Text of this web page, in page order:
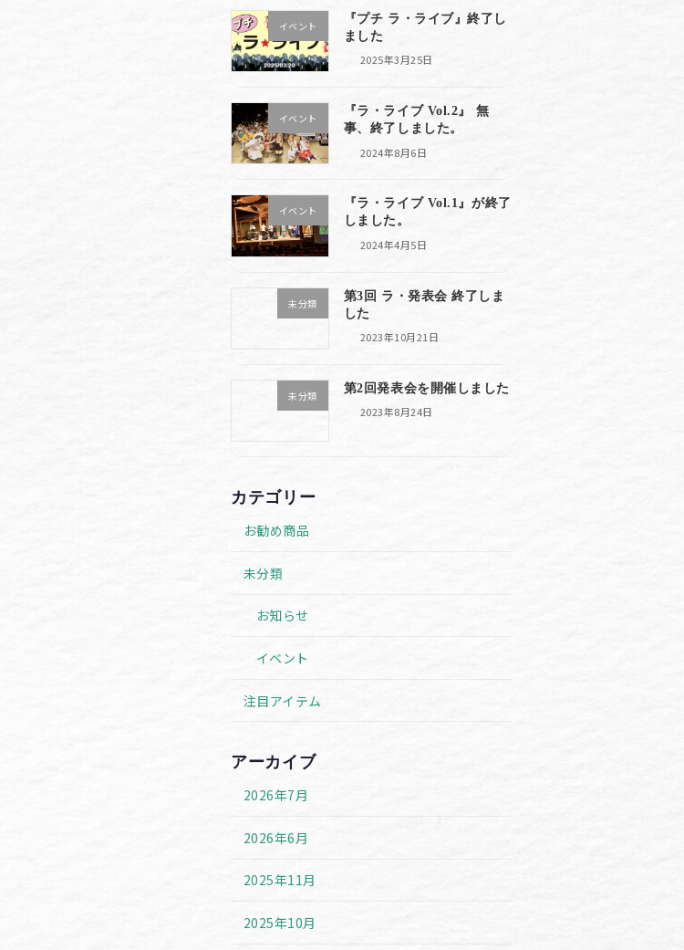
イベント
『プチ ラ・ライブ』終了し
ました
2025年3月25日
イベント
『ラ・ライブ Vol.2』 無
事、終了しました。
2024年8月6日
イベント
『ラ・ライブ Vol.1』が終了
しました。
2024年4月5日
未分類
第3回 ラ・発表会 終了しま
した
2023年10月21日
未分類
第2回発表会を開催しました
2023年8月24日
カテゴリー
お勧め商品
未分類
お知らせ
イベント
注目アイテム
アーカイブ
2026年7月
2026年6月
2025年11月
2025年10月